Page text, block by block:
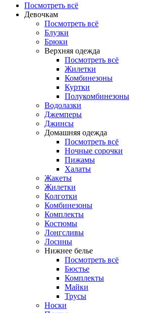
Посмотреть всё
Девочкам
Посмотреть всё
Блузки
Брюки
Верхняя одежда
Посмотреть всё
Жилетки
Комбинезоны
Куртки
Полукомбинезоны
Водолазки
Джемперы
Джинсы
Домашняя одежда
Посмотреть всё
Ночные сорочки
Пижамы
Халаты
Жакеты
Жилетки
Колготки
Комбинезоны
Комплекты
Костюмы
Лонгсливы
Лосины
Нижнее белье
Посмотреть всё
Бюстье
Комплекты
Майки
Трусы
Носки